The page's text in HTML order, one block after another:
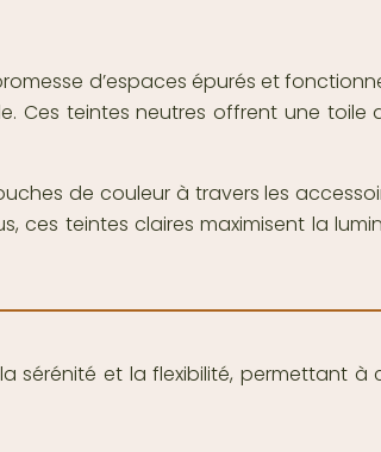
d’espaces épurés et
Ces teintes neutres offrent une
de couleur à travers les
ces teintes claires maximisent la
sérénité et la flexibilité, permettant